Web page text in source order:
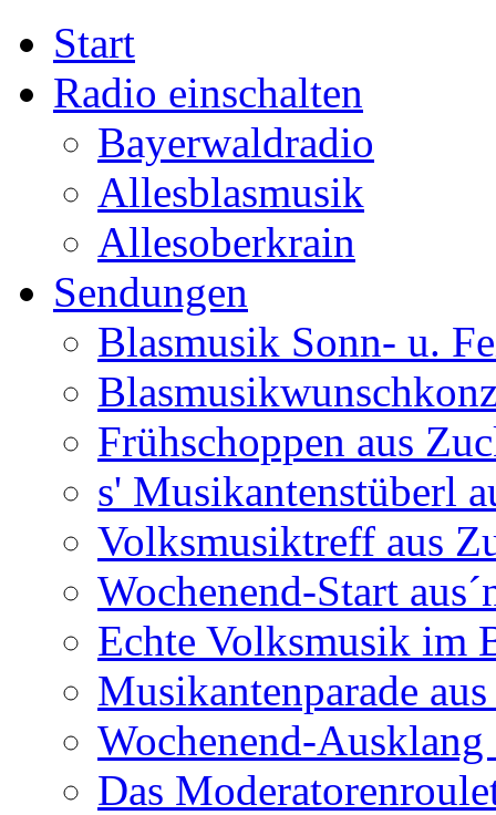
Start
Radio einschalten
Bayerwaldradio
Allesblasmusik
Allesoberkrain
Sendungen
Blasmusik Sonn- u.
Frühschoppen aus
s' Musikantenstüberl
Volksmusiktreff aus
Wochenend-Start
Echte Volksmusik im
Musikantenparade
Wochenend-
Das